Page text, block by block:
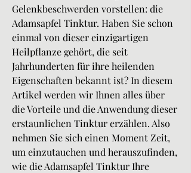
Gelenkbeschwerden vorstellen: die
Adamsapfel Tinktur. Haben Sie schon
einmal von dieser einzigartigen
Heilpflanze gehört, die seit
Jahrhunderten für ihre heilenden
Eigenschaften bekannt ist? In diesem
Artikel werden wir Ihnen alles über
die Vorteile und die Anwendung dieser
erstaunlichen Tinktur erzählen. Also
nehmen Sie sich einen Moment Zeit,
um einzutauchen und herauszufinden,
wie die Adamsapfel Tinktur Ihre